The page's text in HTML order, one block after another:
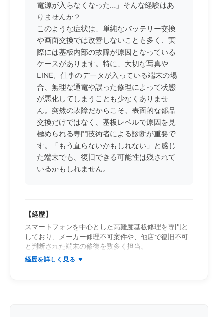
電源が入らなくなった…」そんな経験はあ
りませんか？
このような症状は、単純なバッテリー交換
や画面交換では改善しないことも多く、実
際には基板内部の故障が原因となっている
ケースがあります。特に、大切な写真や
LINE、仕事のデータが入っている端末の場
合、無理な通電や誤った修理によって状態
が悪化してしまうことも少なくありませ
ん。突然の故障だからこそ、表面的な部品
交換だけではなく、基板レベルで原因を見
極められる専門技術者による診断が重要で
す。「もう直らないかもしれない」と感じ
た端末でも、復旧できる可能性は残されて
いるかもしれません。
【経歴】
スマートフォンを中心とした高難度基板修理を専門と
しており、メーカー修理不可案件や、他店で復旧不可
と判断された端末の修復を数多く担当。
iPhone・Androidを問わず幅広い機種に対応し、一般的